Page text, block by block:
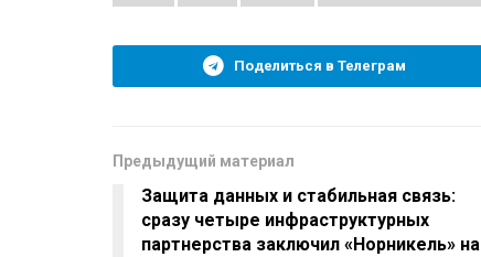
Поделиться в Телеграм
Предыдущий материал
Защита данных и стабильная связь:
сразу четыре инфраструктурных
партнерства заключил «Норникель» на